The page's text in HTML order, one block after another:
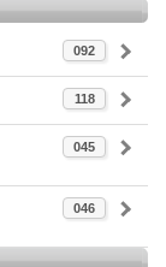
092
118
045
046